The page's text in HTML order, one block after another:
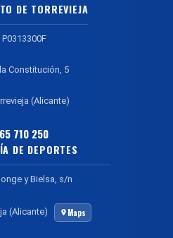
DE TORREVIEJA
P0313300F
Constitución, 5
(Alicante)
710 250
DE DEPORTES
y Bielsa, s/n
(Alicante) Maps